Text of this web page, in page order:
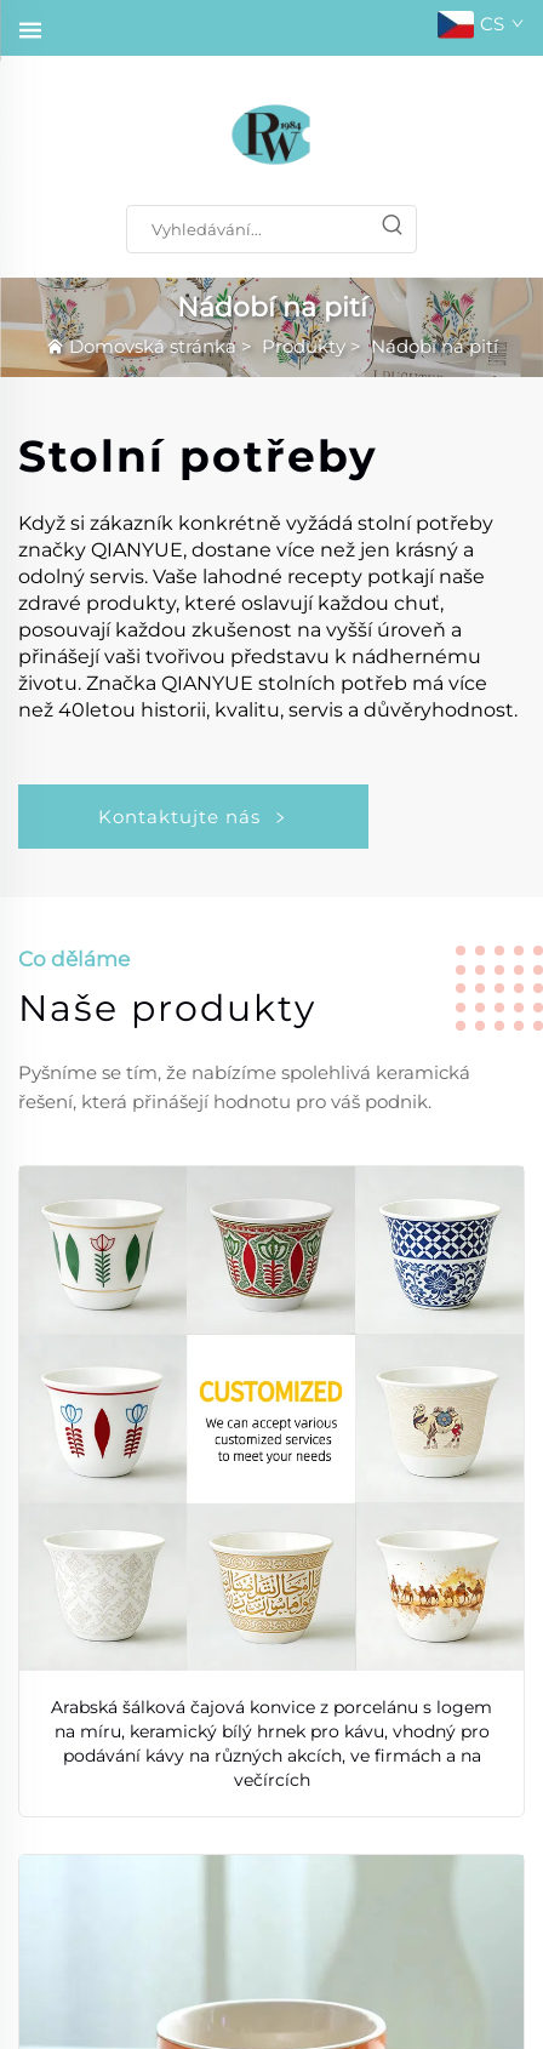
CS
Nádobí na pití
Domovská stránka> Produkty>Nádobí na pití
Stolní potřeby
Když si zákazník konkrétně vyžádá stolní potřeby
značky QIANYUE, dostane více než jen krásný a
odolný servis. Vaše lahodné recepty potkají naše
zdravé produkty, které oslavují každou chuť,
posouvají každou zkušenost na vyšší úroveň a
přinášejí vaši tvořivou představu k nádhernému
životu. Značka QIANYUE stolních potřeb má více
než 40letou historii, kvalitu, servis a důvěryhodnost.
Kontaktujte nás
Co děláme
Naše produkty
Pyšníme se tím, že nabízíme spolehlivá keramická
řešení, která přinášejí hodnotu pro váš podnik.
Arabská šálková čajová konvice z porcelánu s logem
na míru, keramický bílý hrnek pro kávu, vhodný pro
podávání kávy na různých akcích, ve firmách a na
večírcích